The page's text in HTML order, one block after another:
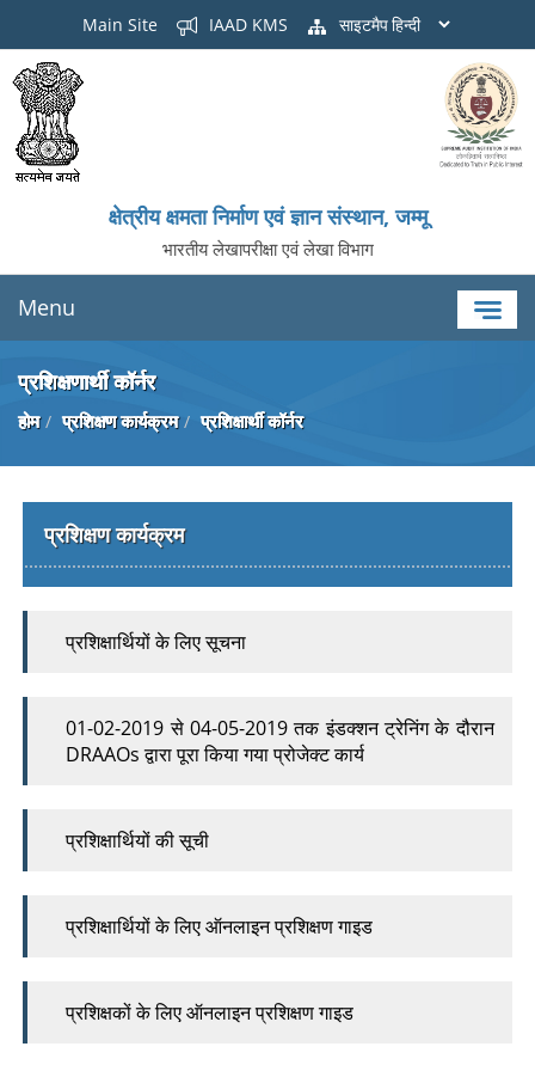
Main Site IAAD KMS साइटमैप
क्षेत्रीय क्षमता निर्माण एवं ज्ञान संस्थान, जम्मू
भारतीय लेखापरीक्षा एवं लेखा विभाग
Menu
प्रशिक्षणार्थी कॉर्नर
होम प्रशिक्षण कार्यक्रम प्रशिक्षार्थी कॉर्नर
प्रशिक्षण कार्यक्रम
प्रशिक्षार्थियों के लिए सूचना
01-02-2019 से 04-05-2019 तक इंडक्शन ट्रेनिंग के दौरान
DRAAOs द्वारा पूरा किया गया प्रोजेक्ट कार्य
प्रशिक्षार्थियों की सूची
प्रशिक्षार्थियों के लिए ऑनलाइन प्रशिक्षण गाइड
प्रशिक्षकों के लिए ऑनलाइन प्रशिक्षण गाइड